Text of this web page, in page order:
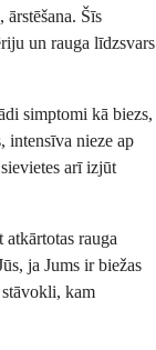
Šīs
un rauga līdzsvars
simptomi kā biezs,
intensīva nieze ap
arī izjūt
rauga
ja Jums ir biežas
kam